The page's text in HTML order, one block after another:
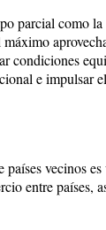
parcial como
condiciones
e impulsar
vecinos
entre países,